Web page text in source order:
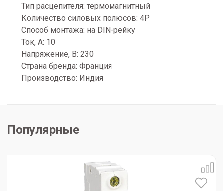
Тип расцепителя: термомагнитный
Количество силовых полюсов: 4P
Способ монтажа: на DIN-рейку
Ток, А: 10
Напряжение, В: 230
Страна бренда: Франция
Производство: Индия
Популярные